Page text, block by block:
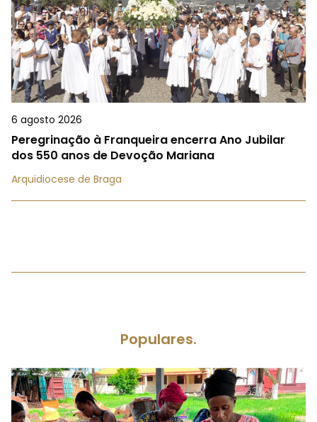
6 agosto 2026
Peregrinação à Franqueira encerra Ano Jubilar
dos 550 anos de Devoção Mariana
Arquidiocese de Braga
Populares.